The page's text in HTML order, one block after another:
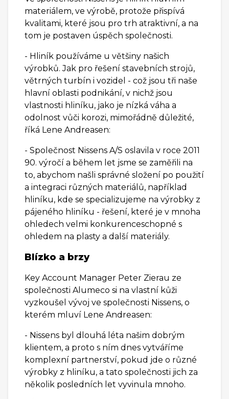
materiálem, ve výrobě, protože přispívá
kvalitami, které jsou pro trh atraktivní, a na
tom je postaven úspěch společnosti.
- Hliník používáme u většiny našich
výrobků. Jak pro řešení stavebních strojů,
větrných turbín i vozidel - což jsou tři naše
hlavní oblasti podnikání, v nichž jsou
vlastnosti hliníku, jako je nízká váha a
odolnost vůči korozi, mimořádně důležité,
říká Lene Andreasen:
- Společnost Nissens A/S oslavila v roce 2011
90. výročí a během let jsme se zaměřili na
to, abychom našli správné složení po použití
a integraci různých materiálů, například
hliníku, kde se specializujeme na výrobky z
pájeného hliníku - řešení, které je v mnoha
ohledech velmi konkurenceschopné s
ohledem na plasty a další materiály.
Blízko a brzy
Key Account Manager Peter Zierau ze
společnosti Alumeco si na vlastní kůži
vyzkoušel vývoj ve společnosti Nissens, o
kterém mluví Lene Andreasen:
- Nissens byl dlouhá léta našim dobrým
klientem, a proto s ním dnes vytváříme
komplexní partnerství, pokud jde o různé
výrobky z hliníku, a tato společnosti jich za
několik posledních let vyvinula mnoho.